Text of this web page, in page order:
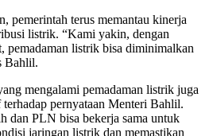
pemerintah terus memantau kinerja
listrik. “Kami yakin, dengan
pemadaman listrik bisa diminimalkan
Bahlil.
mengalami pemadaman listrik juga
pernyataan Menteri Bahlil.
dan PLN bisa bekerja sama untuk
jaringan listrik dan memastikan